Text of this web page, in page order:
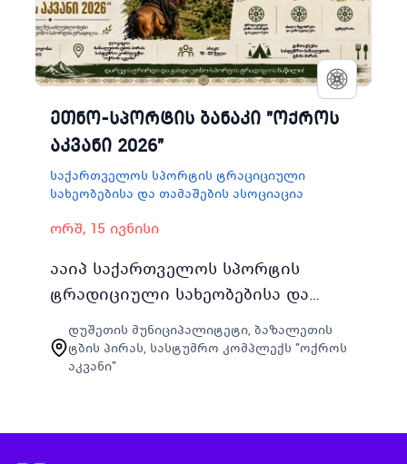
ეთნო-სპორტის ბანაკი "ოქროს
აკვანი 2026"
საქართველოს სპორტის ტრაციციული
სახეობებისა და თამაშების ასოციაცია
ორშ, 15 ივნისი
ააიპ საქართველოს სპორტის
ტრადიციული სახეობებისა და
15დან 21 ივნისის ჩათვლით
თბილისში მცხოვრები 18დან 22
დუშეთის მუნიციპალიტეტი, ბაზალეთის
ტბის პირას, სასტუმრო კომპლექს "ოქროს
აკვანი"